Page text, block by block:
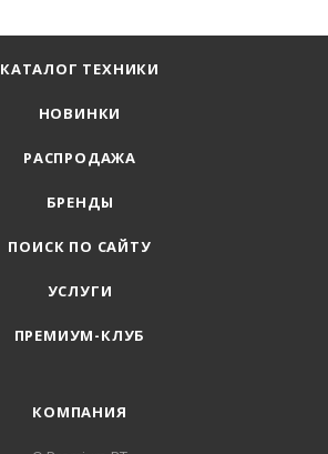
КАТАЛОГ ТЕХНИКИ
НОВИНКИ
РАСПРОДАЖА
БРЕНДЫ
ПОИСК ПО САЙТУ
УСЛУГИ
ПРЕМИУМ-КЛУБ
КОМПАНИЯ